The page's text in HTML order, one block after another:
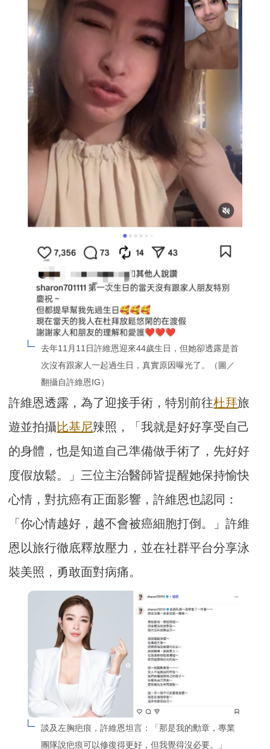
去年11月11日許維恩迎來44歲生日，但她卻透露是首
次沒有跟家人一起過生日，真實原因曝光了。（圖／
翻攝自許維恩IG）
許維恩透露，為了迎接手術，特別前往杜拜旅
遊並拍攝比基尼辣照，「我就是好好享受自己
的身體，也是知道自己準備做手術了，先好好
度假放鬆。」三位主治醫師皆提醒她保持愉快
心情，對抗癌有正面影響，許維恩也認同：
「你心情越好，越不會被癌細胞打倒。」許維
恩以旅行徹底釋放壓力，並在社群平台分享泳
裝美照，勇敢面對病痛。
談及左胸疤痕，許維恩坦言：「那是我的勳章，專業
團隊說疤痕可以修復得更好，但我覺得沒必要。」